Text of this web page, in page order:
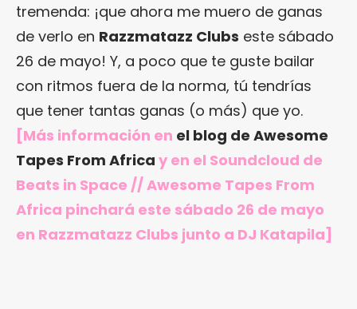
tremenda: ¡que ahora me muero de ganas
de verlo en Razzmatazz Clubs este sábado
26 de mayo! Y, a poco que te guste bailar
con ritmos fuera de la norma, tú tendrías
que tener tantas ganas (o más) que yo.
[Más información en el blog de Awesome
Tapes From Africa y en el Soundcloud de
Beats in Space //Awesome Tapes From
Africa pinchará este sábado 26 de mayo
en Razzmatazz Clubs junto a DJ Katapila]